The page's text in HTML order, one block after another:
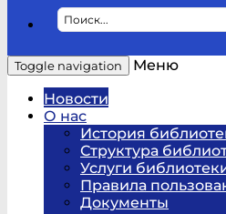
Toggle navigation
Меню
Новости
О нас
История
Структура
Услуги
Правила
Документы